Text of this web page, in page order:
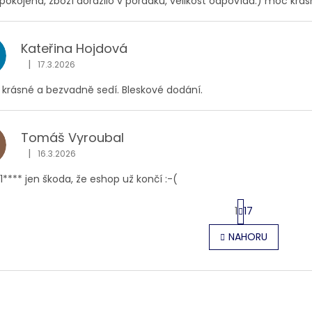
Kateřina Hojdová
Hodnocení obchodu je 5 z 5 hvězdiček.
| 17.3.2026
a bezvadně sedí. Bleskové dodání.
Tomáš Vyroubal
Hodnocení obchodu je 5 z 5 hvězdiček.
| 16.3.2026
jen škoda, že eshop už končí :-(
O
v
á
S
t
r
á
n
o
1 17
NAHORU